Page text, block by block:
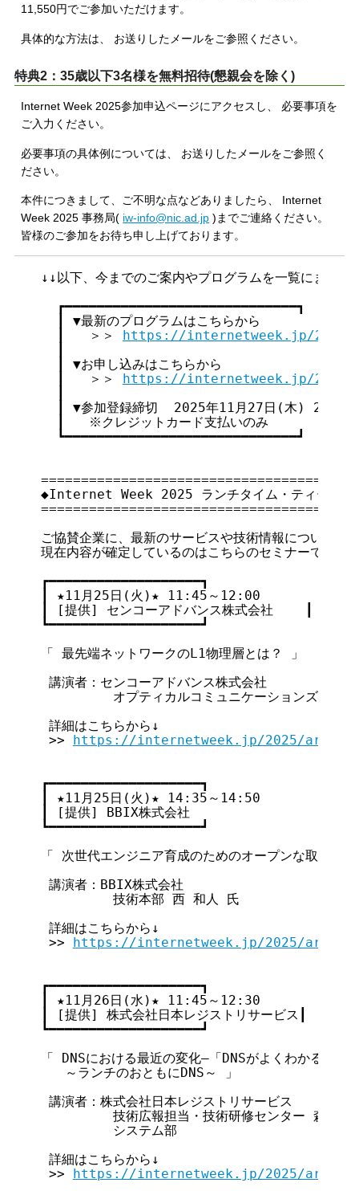
11,550円でご参加いただけます。
具体的な方法は、 お送りしたメールをご参照ください。
特典2：35歳以下3名様を無料招待(懇親会を除く)
Internet Week 2025参加申込ページにアクセスし、 必要事項を
ご入力ください。
必要事項の具体例については、 お送りしたメールをご参照く
ださい。
本件につきまして、ご不明な点などありましたら、 Internet
Week 2025 事務局( iw-info@nic.ad.jp )までご連絡ください。
皆様のご参加をお待ち申し上げております。
↓↓以下、今までのご案内やプログラムを一覧にまとめ
  ┏━━━━━━━━━━━━━━━━━━━━━━━━━━━━━┓
┃ ▼最新のプログラムはこちらから
  ┃   ＞＞
https://internetweek.jp/2025/
┃ ▼お申し込みはこちらから
  ┃   ＞＞
https://internetweek.jp/
┃ ▼参加登録締切  2025年11月27日(木)
┃   ※クレジットカード支払いのみ
  ┗━━━━━━━━━━━━━━━━━━━━━━━━━━━━━┛
◆Internet Week 2025 ランチタイム・ティータイ
ご協賛企業に、最新のサービスや技術情報についてお
現在内容が確定しているのはこちらのセミナーです。
┏━━━━━━━━━━━━━━━━━━━┓
┃ ★11月25日(火)★ 11:45～12:00        ┃
┃ [提供] センコーアドバンス株式会社    ┃
┗━━━━━━━━━━━━━━━━━━━┛
「 最先端ネットワークのL1物理層とは？ 」
講演者：センコーアドバンス株式会社
オプティカルコミュニケーションズ事業
詳細はこちらから↓
>> https://internetweek.jp/2025/
┏━━━━━━━━━━━━━━━━━━━┓
┃ ★11月25日(火)★ 14:35～14:50        ┃
┃ [提供] BBIX株式会社                  ┃
┗━━━━━━━━━━━━━━━━━━━┛
「 次世代エンジニア育成のためのオープンな取り組
講演者：BBIX株式会社
         技術本部 西 和人 氏
詳細はこちらから↓
>> https://internetweek.jp/2025/
┏━━━━━━━━━━━━━━━━━━━┓
┃ ★11月26日(水)★ 11:45～12:30        ┃
┃ [提供] 株式会社日本レジストリサービス┃
┗━━━━━━━━━━━━━━━━━━━┛
「 DNSにおける最近の変化―「DNSがよくわかる教
   ～ランチのおともにDNS～ 」
講演者：株式会社日本レジストリサービス
技術広報担当・技術研修センター 森下
システム部                     熊
詳細はこちらから↓
>> https://internetweek.jp/2025/